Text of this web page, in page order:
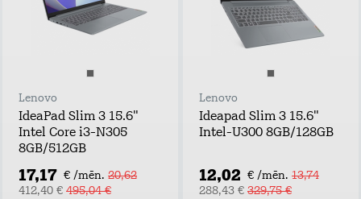
Lenovo
IdeaPad Slim 3 15.6"
Intel Core i3-N305
8GB/512GB
17,17 € /mēn. 20,62
412,40 € 495,04 €
Lenovo
Ideapad Slim 3 15.6"
Intel-U300 8GB/128GB
12,02 € /mēn. 13,74
288,43 € 329,75 €